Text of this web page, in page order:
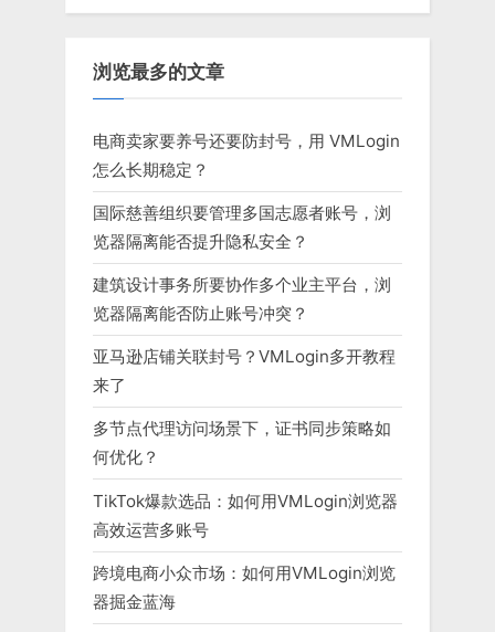
浏览最多的文章
电商卖家要养号还要防封号，用 VMLogin
怎么长期稳定？
国际慈善组织要管理多国志愿者账号，浏
览器隔离能否提升隐私安全？
建筑设计事务所要协作多个业主平台，浏
览器隔离能否防止账号冲突？
亚马逊店铺关联封号？VMLogin多开教程
来了
多节点代理访问场景下，证书同步策略如
何优化？
TikTok爆款选品：如何用VMLogin浏览器
高效运营多账号
跨境电商小众市场：如何用VMLogin浏览
器掘金蓝海